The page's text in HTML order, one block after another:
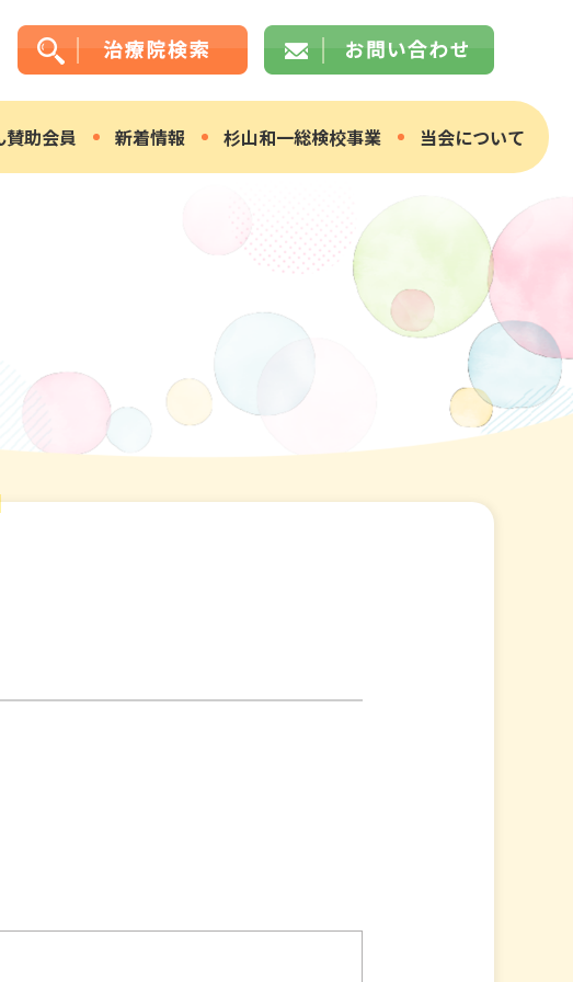
賛助会員 新着情報 杉山和一総検校事業 当会について